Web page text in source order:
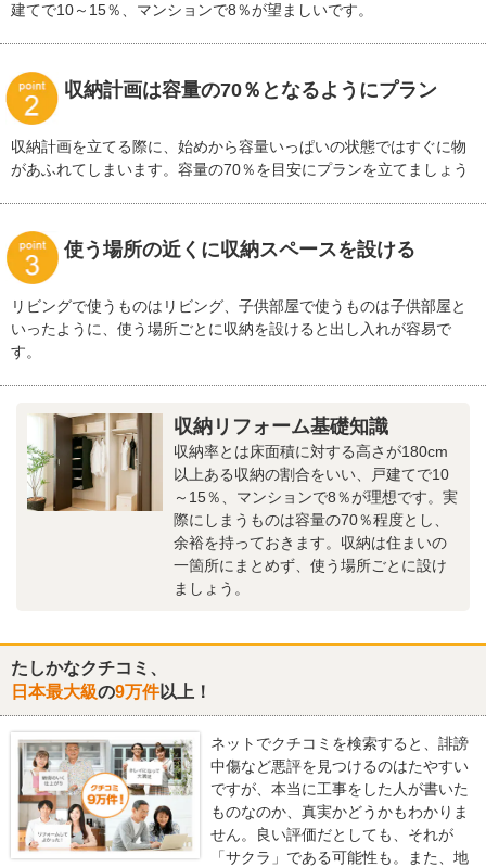
建てで10～15％、マンションで8％が望ましいです。
収納計画は容量の70％となるようにプラン
収納計画を立てる際に、始めから容量いっぱいの状態ではすぐに物
があふれてしまいます。容量の70％を目安にプランを立てましょう
使う場所の近くに収納スペースを設ける
リビングで使うものはリビング、子供部屋で使うものは子供部屋と
いったように、使う場所ごとに収納を設けると出し入れが容易で
す。
収納リフォーム基礎知識
収納率とは床面積に対する高さが180cm
以上ある収納の割合をいい、戸建てで10
～15％、マンションで8％が理想です。実
際にしまうものは容量の70％程度とし、
余裕を持っておきます。収納は住まいの
一箇所にまとめず、使う場所ごとに設け
ましょう。
たしかなクチコミ、
日本最大級の9万件以上！
ネットでクチコミを検索すると、誹謗
中傷など悪評を見つけるのはたやすい
ですが、本当に工事をした人が書いた
ものなのか、真実かどうかもわかりま
せん。良い評価だとしても、それが
「サクラ」である可能性も。また、地